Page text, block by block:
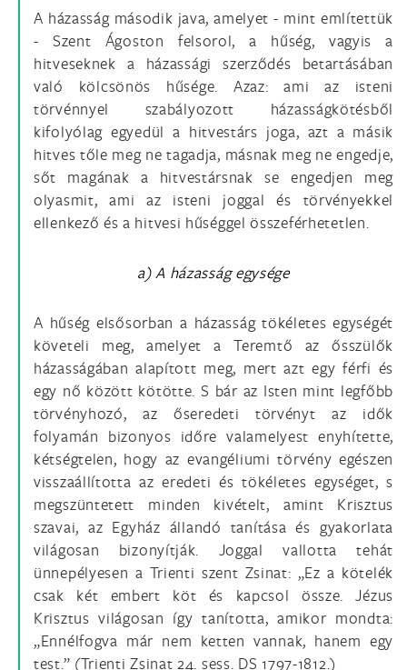
A házasság második java, amelyet - mint említettük
- Szent Ágoston felsorol, a hűség, vagyis a
hitveseknek a házassági szerződés betartásában
való kölcsönös hűsége. Azaz: ami az isteni
törvénnyel szabályozott házasságkötésből
kifolyólag egyedül a hitvestárs joga, azt a másik
hitves tőle meg ne tagadja, másnak meg ne engedje,
sőt magának a hitvestársnak se engedjen meg
olyasmit, ami az isteni joggal és törvényekkel
ellenkező és a hitvesi hűséggel összeférhetetlen.
a) A házasság egysége
A hűség elsősorban a házasság tökéletes egységét
követeli meg, amelyet a Teremtő az ősszülők
házasságában alapított meg, mert azt egy férfi és
egy nő között kötötte. S bár az Isten mint legfőbb
törvényhozó, az őseredeti törvényt az idők
folyamán bizonyos időre valamelyest enyhítette,
kétségtelen, hogy az evangéliumi törvény egészen
visszaállította az eredeti és tökéletes egységet, s
megszüntetett minden kivételt, amint Krisztus
szavai, az Egyház állandó tanítása és gyakorlata
világosan bizonyítják. Joggal vallotta tehát
ünnepélyesen a Trienti szent Zsinat: „Ez a kötelék
csak két embert köt és kapcsol össze. Jézus
Krisztus világosan így tanította, amikor mondta:
„Ennélfogva már nem ketten vannak, hanem egy
test.” (Trienti Zsinat 24. sess. DS 1797-1812.)